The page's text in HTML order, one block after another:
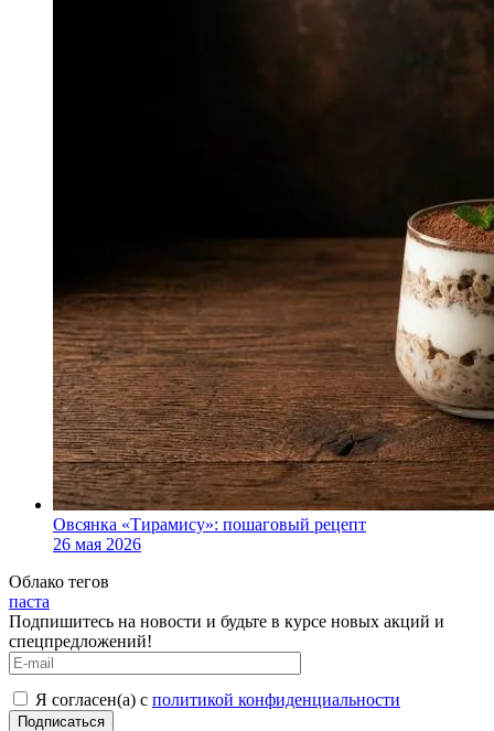
Овсянка «Тирамису»: пошаговый рецепт
26 мая 2026
Облако тегов
паста
Подпишитесь на новости и будьте в курсе новых акций и
спецпредложений!
Я согласен(а) с политикой конфиденциальности